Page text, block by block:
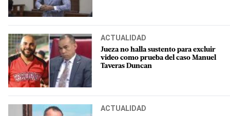
ACTUALIDAD
Jueza no halla sustento para excluir
video como prueba del caso Manuel
Taveras Duncan
ACTUALIDAD